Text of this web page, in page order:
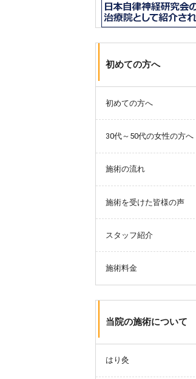
初めての方へ
初めての方へ
30代～50代の女性の方へ
施術の流れ
施術を受けた皆様の声
スタッフ紹介
施術料金
当院の施術について
はり灸